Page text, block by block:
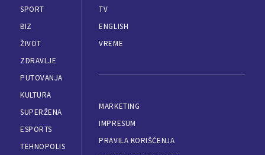
SPORT
BIZ
ŽIVOT
ZDRAVLJE
PUTOVANJA
KULTURA
SUPERŽENA
ESPORTS
TEHNOPOLIS
TV
ENGLISH
VREME
MARKETING
IMPRESUM
PRAVILA KORIŠĆENJA